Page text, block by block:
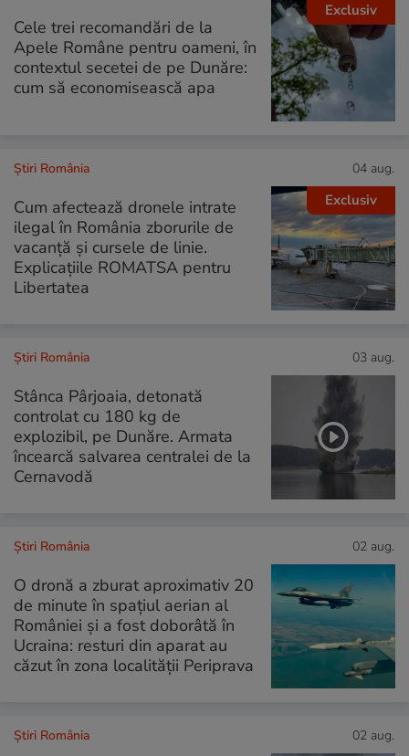
Exclusiv
Cele trei recomandări de la
Apele Române pentru oameni, în
contextul secetei de pe Dunăre:
cum să economisească apa
Exclusiv
Știri România 04 aug.
Cum afectează dronele intrate
ilegal în România zborurile de
vacanță și cursele de linie.
Explicațiile ROMATSA pentru
Libertatea
Știri România 03 aug.
Stânca Pârjoaia, detonată
controlat cu 180 kg de
explozibil, pe Dunăre. Armata
încearcă salvarea centralei de la
Cernavodă
Știri România 02 aug.
O dronă a zburat aproximativ 20
de minute în spațiul aerian al
României și a fost doborâtă în
Ucraina: resturi din aparat au
căzut în zona localității Periprava
Știri România 02 aug.